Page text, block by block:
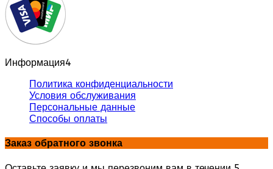
Информация4
Политика конфиденциальности
Условия обслуживания
Персональные данные
Способы оплаты
Заказ обратного звонка